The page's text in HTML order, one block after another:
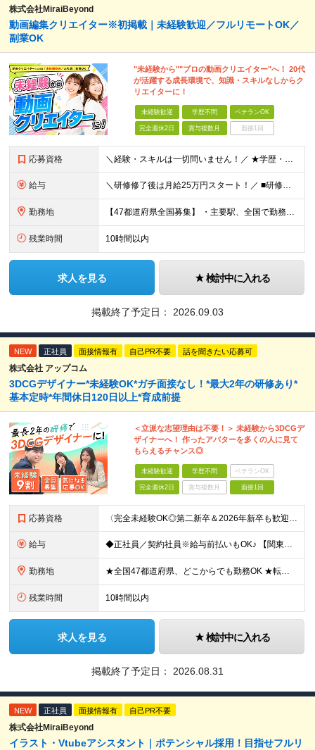
株式会社MiraiBeyond
動画編集クリエイター※初掲載｜未経験歓迎／フルリモートOK／
副業OK
"未経験から""プロの動画クリエイター"へ！ 20代
が活躍する成長環境で、知識・スキルなしからク
リエイターに！
未経験歓迎 学歴不問 ベテランOK
完全週休2日 賞与複数月 面接1回
応募資格 ＼経験・スキルは一切問いません！／ ★学歴・職歴不問 ★未経験・第二新卒歓迎！ ★正社員デビューも応援します！ 【こんな方にピッタリ！】 ✓ 動画やYouTube、TikTokを見るのが好きな方 ✓
給与 ＼研修修了後は月給25万円スタート！／ ■研修修了後 月給25万円＋賞与＋インセンティブ賞与 ※残業代は別途支給 ▽研修期間▽ 【未経験者】 ▶ 月給20万円～ 【固定残業代について】
勤務地 【47都道府県全国募集】 ・主要駅、全国で勤務可能！ ・どこに住んでいても応募可能！ 【東京本社】 東京都品川区東品川5-9-2 在宅でコツコツ働きながら、長く安定して続けられます♪ 本社：〒1
残業時間 10時間以内
求人を見る 検討中に入れる
掲載終了予定日： 2026.09.03
NEW 正社員 面接情報有 自己PR不要 話を聞きたい応募可
株式会社 アップコム
3DCGデザイナー*未経験OK*ガチ面接なし！*最大2年の研修あり*
基本定時*年間休日120日以上*育成前提
＜立派な志望理由は不要！＞ 未経験から3DCGデ
ザイナーへ！ 作ったアバターを多くの人に見て
もらえるチャンス◎
未経験歓迎 学歴不問 ベテランOK
完全週休2日 賞与複数月 面接1回
応募資格 〈完全未経験OK◎第二新卒＆2026年新卒も歓迎します！〉 ☆「VtubeやVRChatが気になる！」の志望動機でOK ☆社会人デビューOK／学歴・経歴不問 未経験スタート前提のポテンシャル採用。
給与 ◆正社員／契約社員※給与前払いもOK♪ 【関東（一都三県）】 月給25万円～ ※固定残業代（月20時間分／月3万2383円）を含む。超過分は別途支給。 ※試用期間中の給与は月給23万円～ 【関東（北
勤務地 ★全国47都道府県、どこからでも勤務OK ★転勤なし！腰を据えて活躍◎ ★マイカー通勤OK（拠点による） ★業務に慣れたら、ゆくゆくはリモート併用やフルリモートも可能 全国のお客様先にて勤務していた
残業時間 10時間以内
求人を見る 検討中に入れる
掲載終了予定日： 2026.08.31
NEW 正社員 面接情報有 自己PR不要
株式会社MiraiBeyond
イラスト・Vtubeアシスタント｜ポテンシャル採用！目指せフルリ